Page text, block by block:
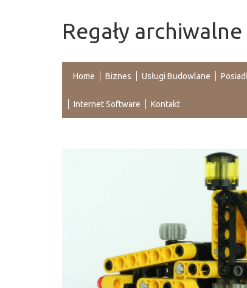
Regały archiwalne
Home Biznes Usługi Budowlane
Internet Software Kontakt